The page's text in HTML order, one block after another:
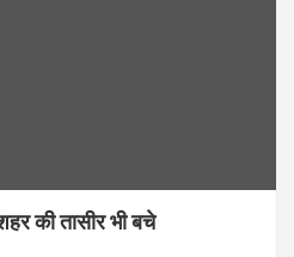
की तासीर भी बचे